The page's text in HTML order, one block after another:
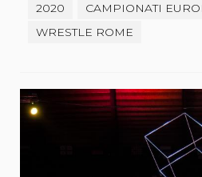
2020
CAMPIONATI
WRESTLE ROME